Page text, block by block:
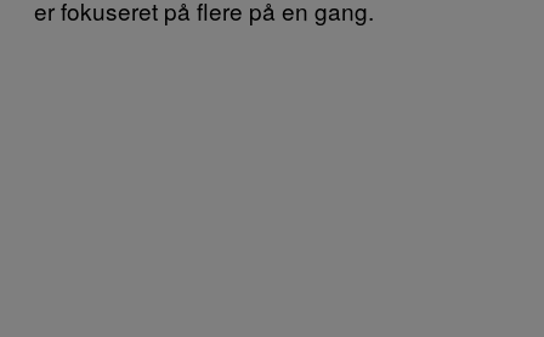
er fokuseret på flere på en gang.